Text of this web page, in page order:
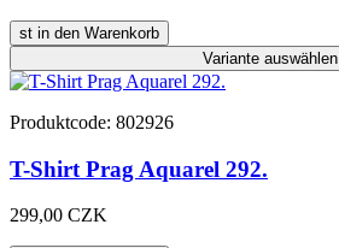
st in den Warenkorb
Variante auswählen
Produktcode: 802926
T-Shirt Prag Aquarel 292.
299,00 CZK